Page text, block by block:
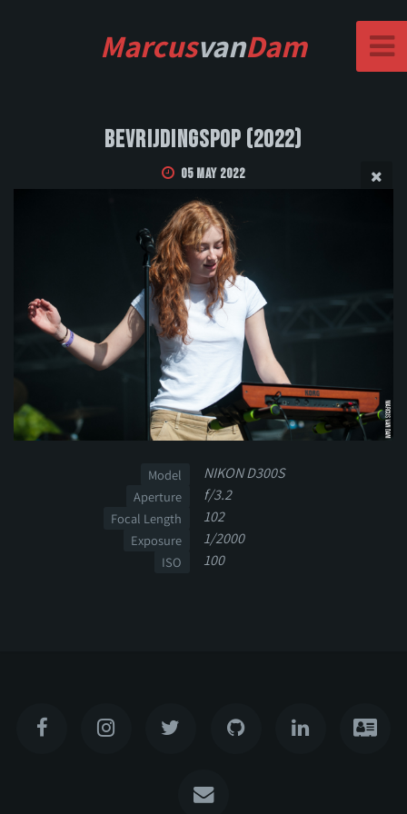
MarcusvanDam
Bevrijdingspop (2022)
05 May 2022
Model NIKON D300S
Aperture f/3.2
Focal Length 102
Exposure 1/2000
ISO 100